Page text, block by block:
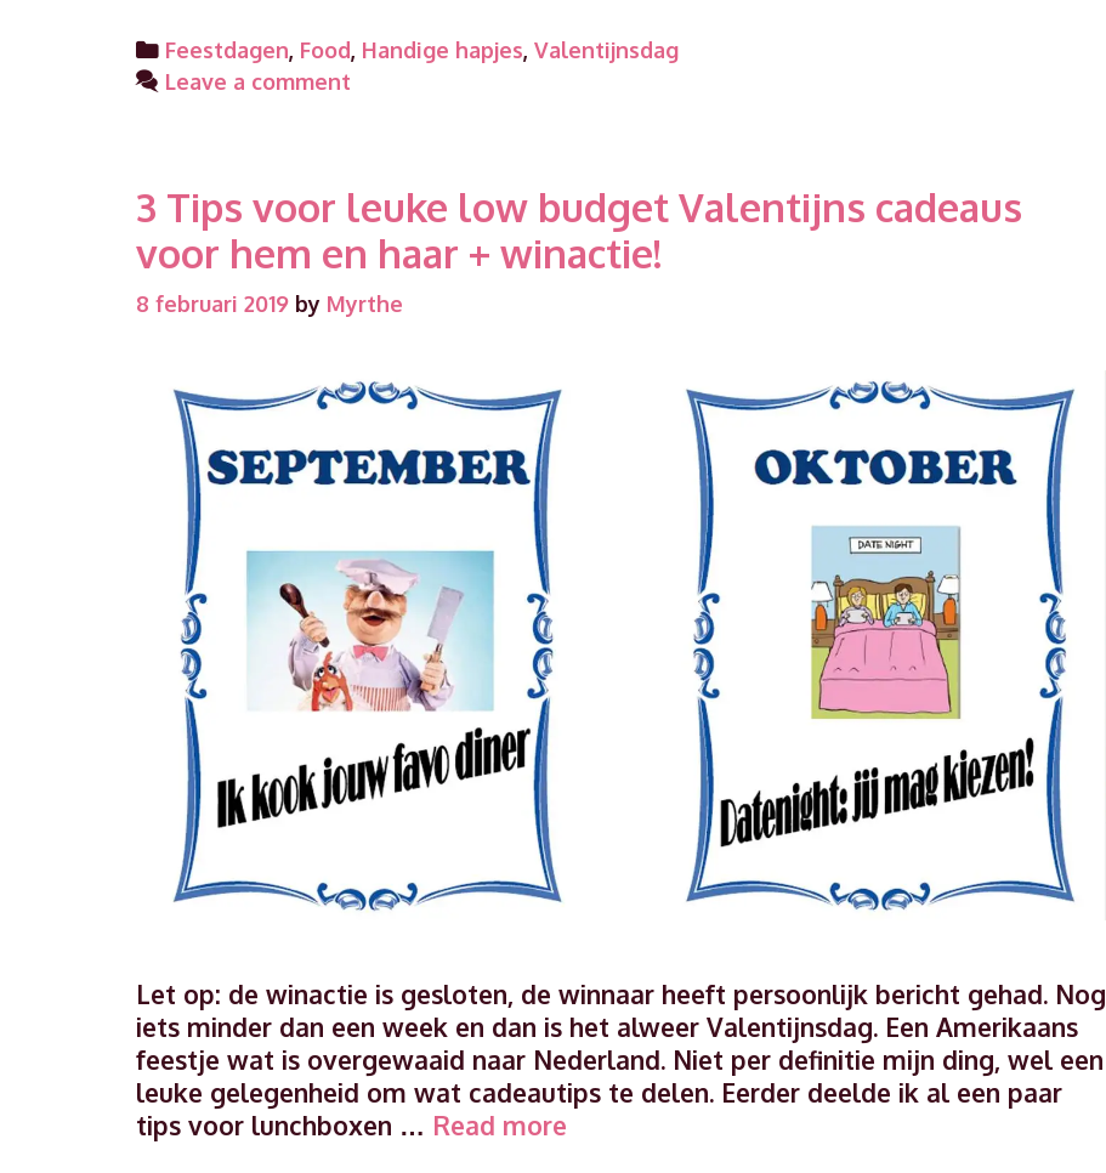
gemakkelijke
hapjes
Categories
Feestdagen, Food, Handige hapjes, Valentijnsdag
Leave a comment
3 Tips voor leuke low budget Valentijns cadeaus
voor hem en haar + winactie!
8 februari 2019 by Myrthe
Let op: de winactie is gesloten, de winnaar heeft persoonlijk bericht gehad. Nog
iets minder dan een week en dan is het alweer Valentijnsdag. Een Amerikaans
feestje wat is overgewaaid naar Nederland. Niet per definitie mijn ding, wel een
leuke gelegenheid om wat cadeautips te delen. Eerder deelde ik al een paar
tips voor lunchboxen … Read more